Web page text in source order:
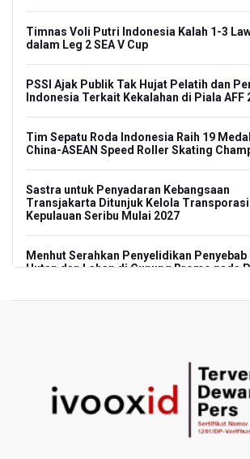
Timnas Voli Putri Indonesia Kalah 1-3
dalam Leg 2 SEA V Cup
PSSI Ajak Publik Tak Hujat Pelatih dan
Indonesia Terkait Kekalahan di Piala AFF
Tim Sepatu Roda Indonesia Raih 19
China-ASEAN Speed Roller Skating
Sastra untuk Penyadaran Kebangsaan
Transjakarta Ditunjuk Kelola Transporasi
Kepulauan Seribu Mulai 2027
Menhut Serahkan Penyelidikan Penyebab
Hutan dan Lahan di Gunung Bromo pada
Meretas Jalan Terjal Ekonomi Digital:
Alifah Meraih Cita-cita “Utopis” Menjadi
Anggota DPR Minta Rencana Kenaikan